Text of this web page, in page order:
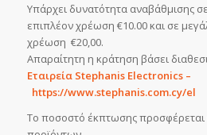
Υπάρχει δυνατότητα αναβάθμισης
επιπλέον χρέωση €10.00 και σε
χρέωση €20,00.
Απαραίτητη η κράτηση βάσει
Εταιρεία Stephanis Electronics –
https://www.stephanis.com.cy/el
Το ποσοστό έκπτωσης προσφέρεται